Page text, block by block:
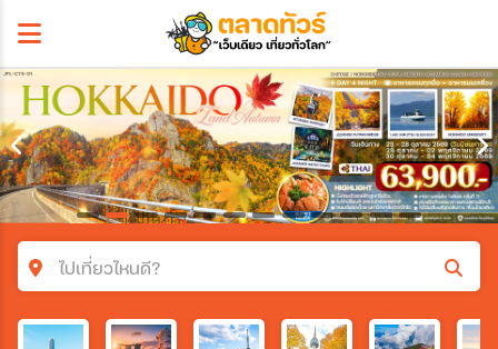
ไปเที่ยวไหนดี?
ค้นหาโปรแกรมทัวร์